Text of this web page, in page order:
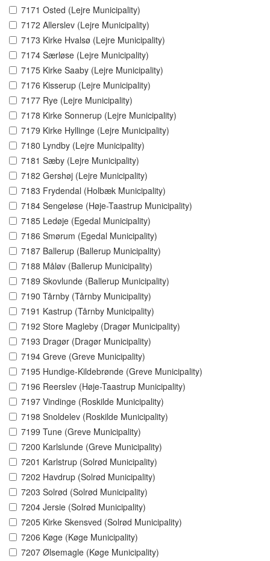
7171 Osted (Lejre Municipality)
7172 Allerslev (Lejre Municipality)
7173 Kirke Hvalsø (Lejre Municipality)
7174 Særløse (Lejre Municipality)
7175 Kirke Saaby (Lejre Municipality)
7176 Kisserup (Lejre Municipality)
7177 Rye (Lejre Municipality)
7178 Kirke Sonnerup (Lejre Municipality)
7179 Kirke Hyllinge (Lejre Municipality)
7180 Lyndby (Lejre Municipality)
7181 Sæby (Lejre Municipality)
7182 Gershøj (Lejre Municipality)
7183 Frydendal (Holbæk Municipality)
7184 Sengeløse (Høje-Taastrup Municipality)
7185 Ledøje (Egedal Municipality)
7186 Smørum (Egedal Municipality)
7187 Ballerup (Ballerup Municipality)
7188 Måløv (Ballerup Municipality)
7189 Skovlunde (Ballerup Municipality)
7190 Tårnby (Tårnby Municipality)
7191 Kastrup (Tårnby Municipality)
7192 Store Magleby (Dragør Municipality)
7193 Dragør (Dragør Municipality)
7194 Greve (Greve Municipality)
7195 Hundige-Kildebrønde (Greve Municipality)
7196 Reerslev (Høje-Taastrup Municipality)
7197 Vindinge (Roskilde Municipality)
7198 Snoldelev (Roskilde Municipality)
7199 Tune (Greve Municipality)
7200 Karlslunde (Greve Municipality)
7201 Karlstrup (Solrød Municipality)
7202 Havdrup (Solrød Municipality)
7203 Solrød (Solrød Municipality)
7204 Jersie (Solrød Municipality)
7205 Kirke Skensved (Solrød Municipality)
7206 Køge (Køge Municipality)
7207 Ølsemagle (Køge Municipality)